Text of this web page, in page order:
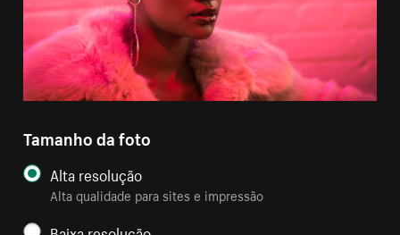
Tamanho da foto
Alta resolução
Alta qualidade para sites e impressão